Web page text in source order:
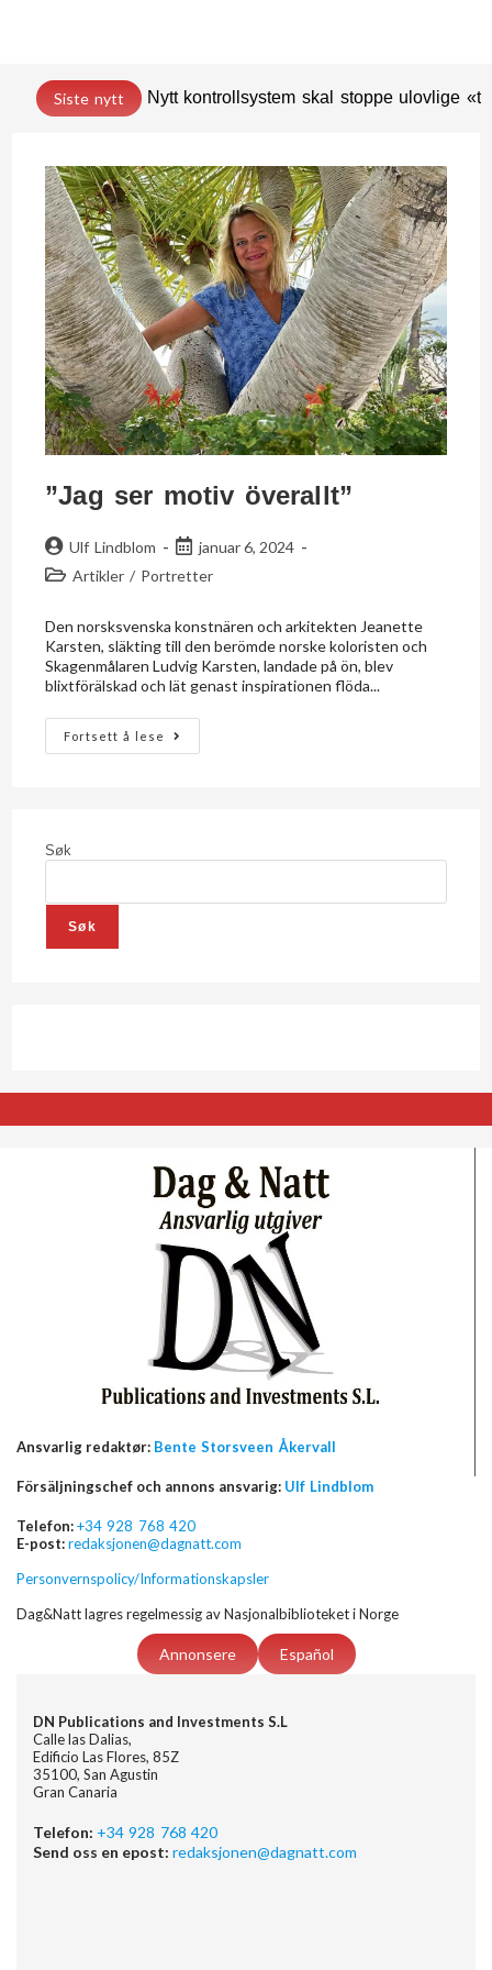
Siste nytt Nytt kontrollsystem skal stoppe ulovlige
”Jag ser motiv överallt”
Ulf Lindblom
januar 6, 2024
Artikler / Portretter
Den norsksvenska konstnären och arkitekten Jeanette
Karsten, släkting till den berömde norske koloristen och
Skagenmålaren Ludvig Karsten, landade på ön, blev
blixtförälskad och lät genast inspirationen flöda...
Fortsett å lese
Søk
Søk
Ansvarlig redaktør: Bente Storsveen Åkervall
Försäljningschef och annons ansvarig: Ulf Lindblom
Telefon:+34 928 768 420
E-post:redaksjonen@dagnatt.com
Personvernspolicy/Informationskapsler
Dag&Natt lagres regelmessig av Nasjonalbiblioteket i Norge
Annonsere Español
DN Publications and Investments S.L
Calle las Dalias,
Edificio Las Flores, 85Z
35100, San Agustin
Gran Canaria
Telefon: +34 928 768 420
Send oss en epost: redaksjonen@dagnatt.com